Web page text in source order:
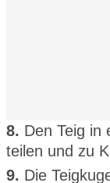
8. Den Teig in
teilen und zu
9. Die